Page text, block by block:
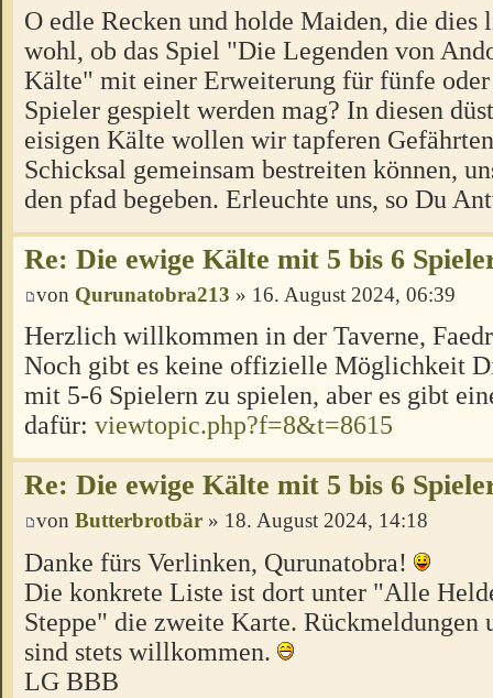
O edle Recken und holde Maiden, die dies
wohl, ob das Spiel "Die Legenden von
Kälte" mit einer Erweiterung für fünfe oder
Spieler gespielt werden mag? In diesen
eisigen Kälte wollen wir tapferen
Schicksal gemeinsam bestreiten können,
den pfad begeben. Erleuchte uns, so Du
Re: Die ewige Kälte mit 5 bis 6
von Qurunatobra213 » 16. August 2024, 06:39
Herzlich willkommen in der Taverne,
Noch gibt es keine offizielle Möglichkeit
mit 5-6 Spielern zu spielen, aber es gibt
dafür: viewtopic.php?f=8&t=8615
Re: Die ewige Kälte mit 5 bis 6
von Butterbrotbär » 18. August 2024, 14:18
Danke fürs Verlinken, Qurunatobra!
Die konkrete Liste ist dort unter "Alle
Steppe" die zweite Karte. Rückmeldungen
sind stets willkommen.
LG BBB